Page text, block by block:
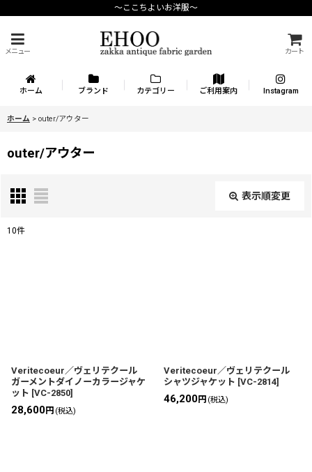
〜ここちよいお洋服〜
メニュー カート
ホーム ブランド カテゴリー ご利用案内 Instagram
ホーム > outer/アウター
outer/アウター
表示順変更
10件
Veritecoeur／ヴェリテクール
ガーメントダイノーカラージャケ
ット [VC-2850]
28,600円 (税込)
Veritecoeur／ヴェリテクール
シャツジャケット [VC-2814]
46,200円 (税込)